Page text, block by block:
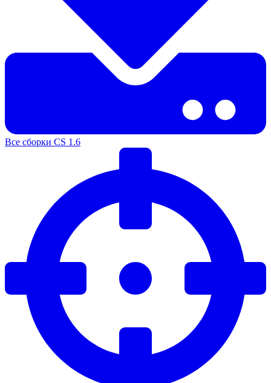
Все сборки CS 1.6